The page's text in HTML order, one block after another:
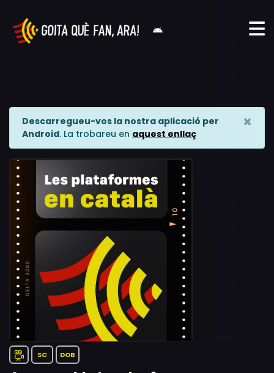
Descarregueu-vos la nostra aplicació per
Android. La trobareu en aquest enllaç
×
SC DOB